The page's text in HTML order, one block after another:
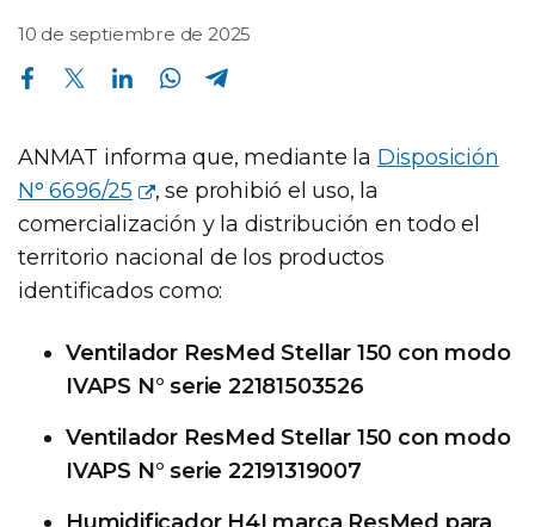
10 de septiembre de 2025
Compartir en Facebook Compartir en Twitter Compartir en Linkedin Compartir en Whatsapp
ANMAT informa que, mediante la Disposición
N° 6696/25
, se prohibió el uso, la
comercialización y la distribución en todo el
territorio nacional de los productos
identificados como:
Ventilador ResMed Stellar 150 con modo
IVAPS N° serie 22181503526
Ventilador ResMed Stellar 150 con modo
IVAPS N° serie 22191319007